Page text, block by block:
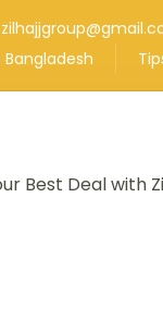
Best Deal with